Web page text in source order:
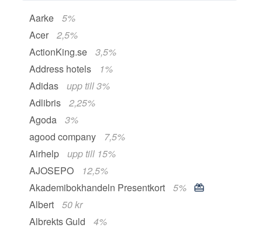
Aarke
5%
Acer
2,5%
ActionKing.se
3,5%
Address hotels
1%
Adidas
upp till 3%
Adlibris
2,25%
Agoda
3%
agood company
7,5%
Airhelp
upp till 15%
AJOSEPO
12,5%
Akademibokhandeln Presentkort
5%
Albert
50 kr
Albrekts Guld
4%